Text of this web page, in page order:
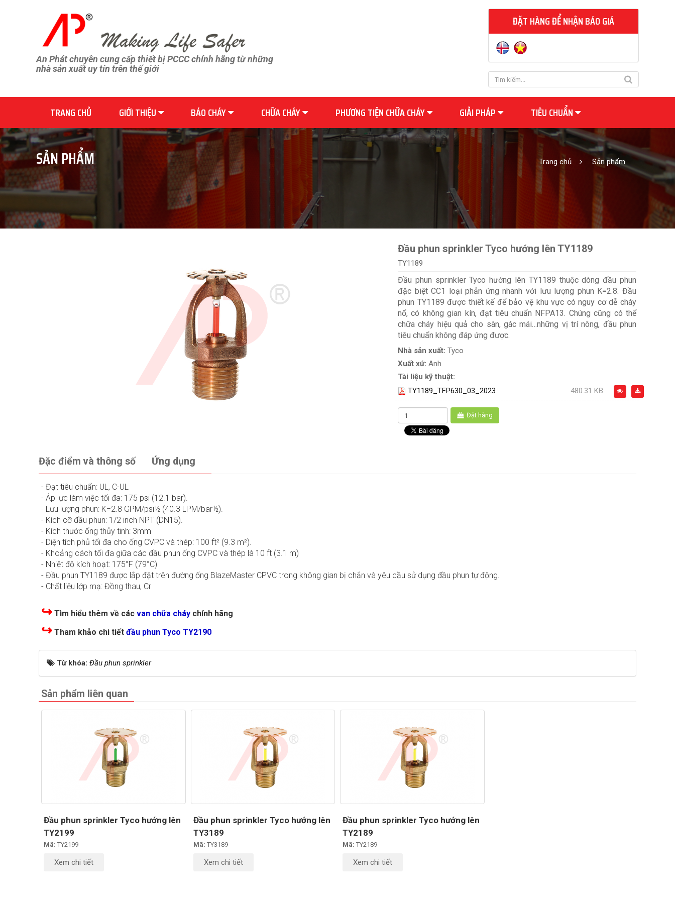
An Phát chuyên cung cấp thiết bị PCCC chính hãng từ những
nhà sản xuất uy tín trên thế giới
ĐẶT HÀNG ĐỂ NHẬN BÁO GIÁ
TRANG CHỦ GIỚI THIỆU BÁO CHÁY CHỮA CHÁY PHƯƠNG TIỆN CHỮA CHÁY GIẢI PHÁP TIÊU CHUẨN
SẢN PHẨM Trang chủ Sản phẩm
Đầu phun sprinkler Tyco hướng lên TY1189
TY1189
Đầu phun sprinkler Tyco hướng lên TY1189 thuộc dòng đầu phun
đặc biệt CC1 loại phản ứng nhanh với lưu lượng phun K=2.8. Đầu
phun TY1189 được thiết kế để bảo vệ khu vực có nguy cơ dễ cháy
nổ, có không gian kín, đạt tiêu chuẩn NFPA13. Chúng cũng có thể
chữa cháy hiệu quả cho sàn, gác mái…những vị trí nông, đầu phun
tiêu chuẩn không đáp ứng được.
Nhà sản xuất: Tyco
Xuất xứ: Anh
Tài liệu kỹ thuật:
TY1189_TFP630_03_2023
480.31 KB
Đặt hàng
Đặc điểm và thông số Ứng dụng
- Đạt tiêu chuẩn: UL, C-UL
- Áp lực làm việc tối đa: 175 psi (12.1 bar).
- Lưu lượng phun: K=2.8 GPM/psi½ (40.3 LPM/bar½).
- Kích cỡ đầu phun: 1/2 inch NPT (DN15).
- Kích thước ống thủy tinh: 3mm
- Diện tích phủ tối đa cho ống CVPC và thép: 100 ft² (9.3 m²).
- Khoảng cách tối đa giữa các đầu phun ống CVPC và thép là 10 ft (3.1 m)
- Nhiệt độ kích hoạt: 175°F (79°C)
- Đầu phun TY1189 được lắp đặt trên đường ống BlazeMaster CPVC trong không gian bị chắn và yêu cầu sử dụng đầu phun tự động.
- Chất liệu lớp mạ: Đồng thau, Cr
↪ Tìm hiểu thêm về các van chữa cháy chính hãng
↪ Tham khảo chi tiết đầu phun Tyco TY2190
Từ khóa: Đầu phun sprinkler
Sản phẩm liên quan
Đầu phun sprinkler Tyco hướng lên
TY2199
Mã: TY2199
Xem chi tiết
Đầu phun sprinkler Tyco hướng lên
TY3189
Mã: TY3189
Xem chi tiết
Đầu phun sprinkler Tyco hướng lên
TY2189
Mã: TY2189
Xem chi tiết